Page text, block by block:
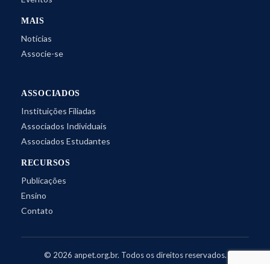
MAIS
Notícias
Associe-se
ASSOCIADOS
Instituições Filiadas
Associados Individuais
Associados Estudantes
RECURSOS
Publicações
Ensino
Contato
© 2026 anpet.org.br. Todos os direitos reservados.